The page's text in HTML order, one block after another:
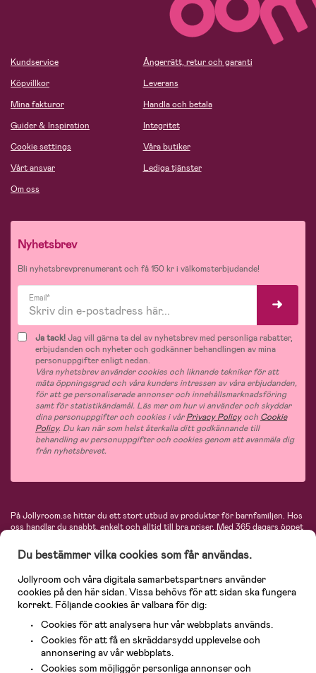
Kundservice
Köpvillkor
Mina fakturor
Guider & Inspiration
Cookie settings
Vårt ansvar
Om oss
Ångerrätt, retur och garanti
Leverans
Handla och betala
Integritet
Våra butiker
Lediga tjänster
Nyhetsbrev
Bli nyhetsbrevprenumerant och få 150 kr i välkomsterbjudande!
Email*
Ja tack!Jag vill gärna ta del av nyhetsbrev med personliga rabatter,
erbjudanden och nyheter och godkänner behandlingen av mina
personuppgifter enligt nedan.
Våra nyhetsbrev använder cookies och liknande tekniker för att
mäta öppningsgrad och våra kunders intressen av våra erbjudanden,
för att ge personaliserade annonser och innehållsmarknadsföring
samt för statistikändamål. Läs mer om hur vi använder och skyddar
dina personuppgifter och cookies i vårPrivacy Policyoch Cookie
Policy. Du kan när som helst återkalla ditt godkännande till
behandling av personuppgifter och cookies genom att avanmäla dig
från nyhetsbrevet.
På Jollyroom.se hittar du ett stort utbud av produkter för barnfamiljen. Hos
oss handlar du snabbt, enkelt och alltid till bra priser.Med 365 dagars öppet
hos oss. I vårt sortiment hittar du barnvagnar, bilstolar, kläder för barn och
baby, produkter för mamman, massor av inspirerande inredning, leksaker,
babyprodukter och mycket mer. Vi erbjuder produkter från välkända
varumärken så som Britax, Maxi-Cosi, Baby Jogger, BabyBjörn, Didriksons,
KidKraft, Ergobaby, Philips Avent, Neonate, Cybex, LEGO och många fler.
Välkommen in och kika runt i Nordens största barn- och babybutik på nätet!
Du bestämmer vilka cookies som får användas.
Jollyroom och våra digitala samarbetspartners använder
cookies på den här sidan. Vissa behövs för att sidan ska fungera
korrekt. Följande cookies är valbara för dig:
Cookies för att analysera hur vår webbplats används.
Cookies för att få en skräddarsydd upplevelse och
annonsering av vår webbplats.
Cookies som möjliggör personliga annonser och